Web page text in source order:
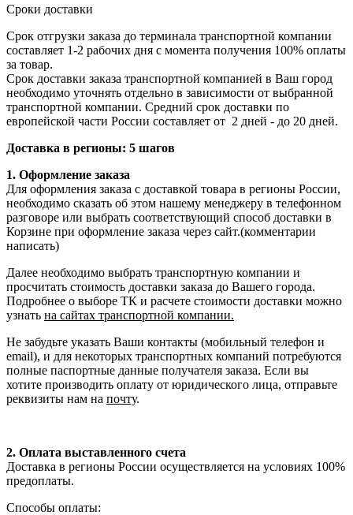
Сроки доставки
Срок отгрузки заказа до терминала транспортной компании
составляет 1-2 рабочих дня с момента получения 100% оплаты
за товар.
Срок доставки заказа транспортной компанией в Ваш город
необходимо уточнять отдельно в зависимости от выбранной
транспортной компании. Средний срок доставки по
европейской части России составляет от 2 дней - до 20 дней.
Доставка в регионы: 5 шагов
1. Оформление заказа
Для оформления заказа с доставкой товара в регионы России,
необходимо сказать об этом нашему менеджеру в телефонном
разговоре или выбрать соответствующий способ доставки в
Корзине при оформление заказа через сайт.(комментарии
написать)
Далее необходимо выбрать транспортную компании и
просчитать стоимость доставки заказа до Вашего города.
Подробнее о выборе ТК и расчете стоимости доставки можно
узнать на сайтах транспортной компании.
Не забудьте указать Ваши контакты (мобильный телефон и
email), и для некоторых транспортных компаний потребуются
полные паспортные данные получателя заказа. Если вы
хотите производить оплату от юридического лица, отправьте
реквизиты нам на почту.
2. Оплата выставленного счета
Доставка в регионы России осуществляется на условиях 100%
предоплаты.
Способы оплаты: